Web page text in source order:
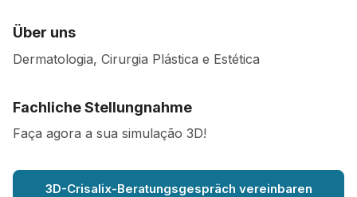
Über uns
Dermatologia, Cirurgia Plástica e Estética
Fachliche Stellungnahme
Faça agora a sua simulação 3D!
3D-Crisalix-Beratungsgespräch vereinbaren